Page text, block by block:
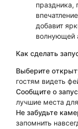
праздника,
добавит
волнующей
Как сделать
Выберите
гостям видеть
Сообщите о
лучшие места
Не забудьте
запомнить